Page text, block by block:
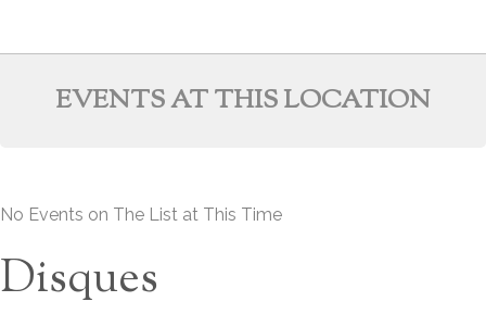
EVENTS AT THIS LOCATION
No Events on The List at This Time
Disques